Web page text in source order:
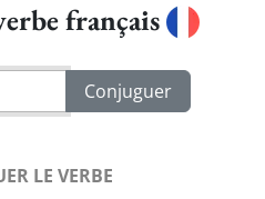
français
LE VERBE